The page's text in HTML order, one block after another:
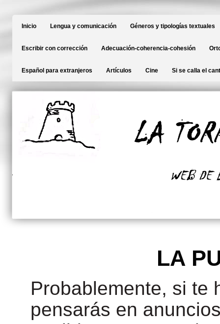
Inicio Lengua y comunicación Géneros y tipologías textuales
Escribir con corrección Adecuación-coherencia-cohesión
Español para extranjeros Artículos Cine Si se calla el
LA
Probablemente, si te
pensarás en